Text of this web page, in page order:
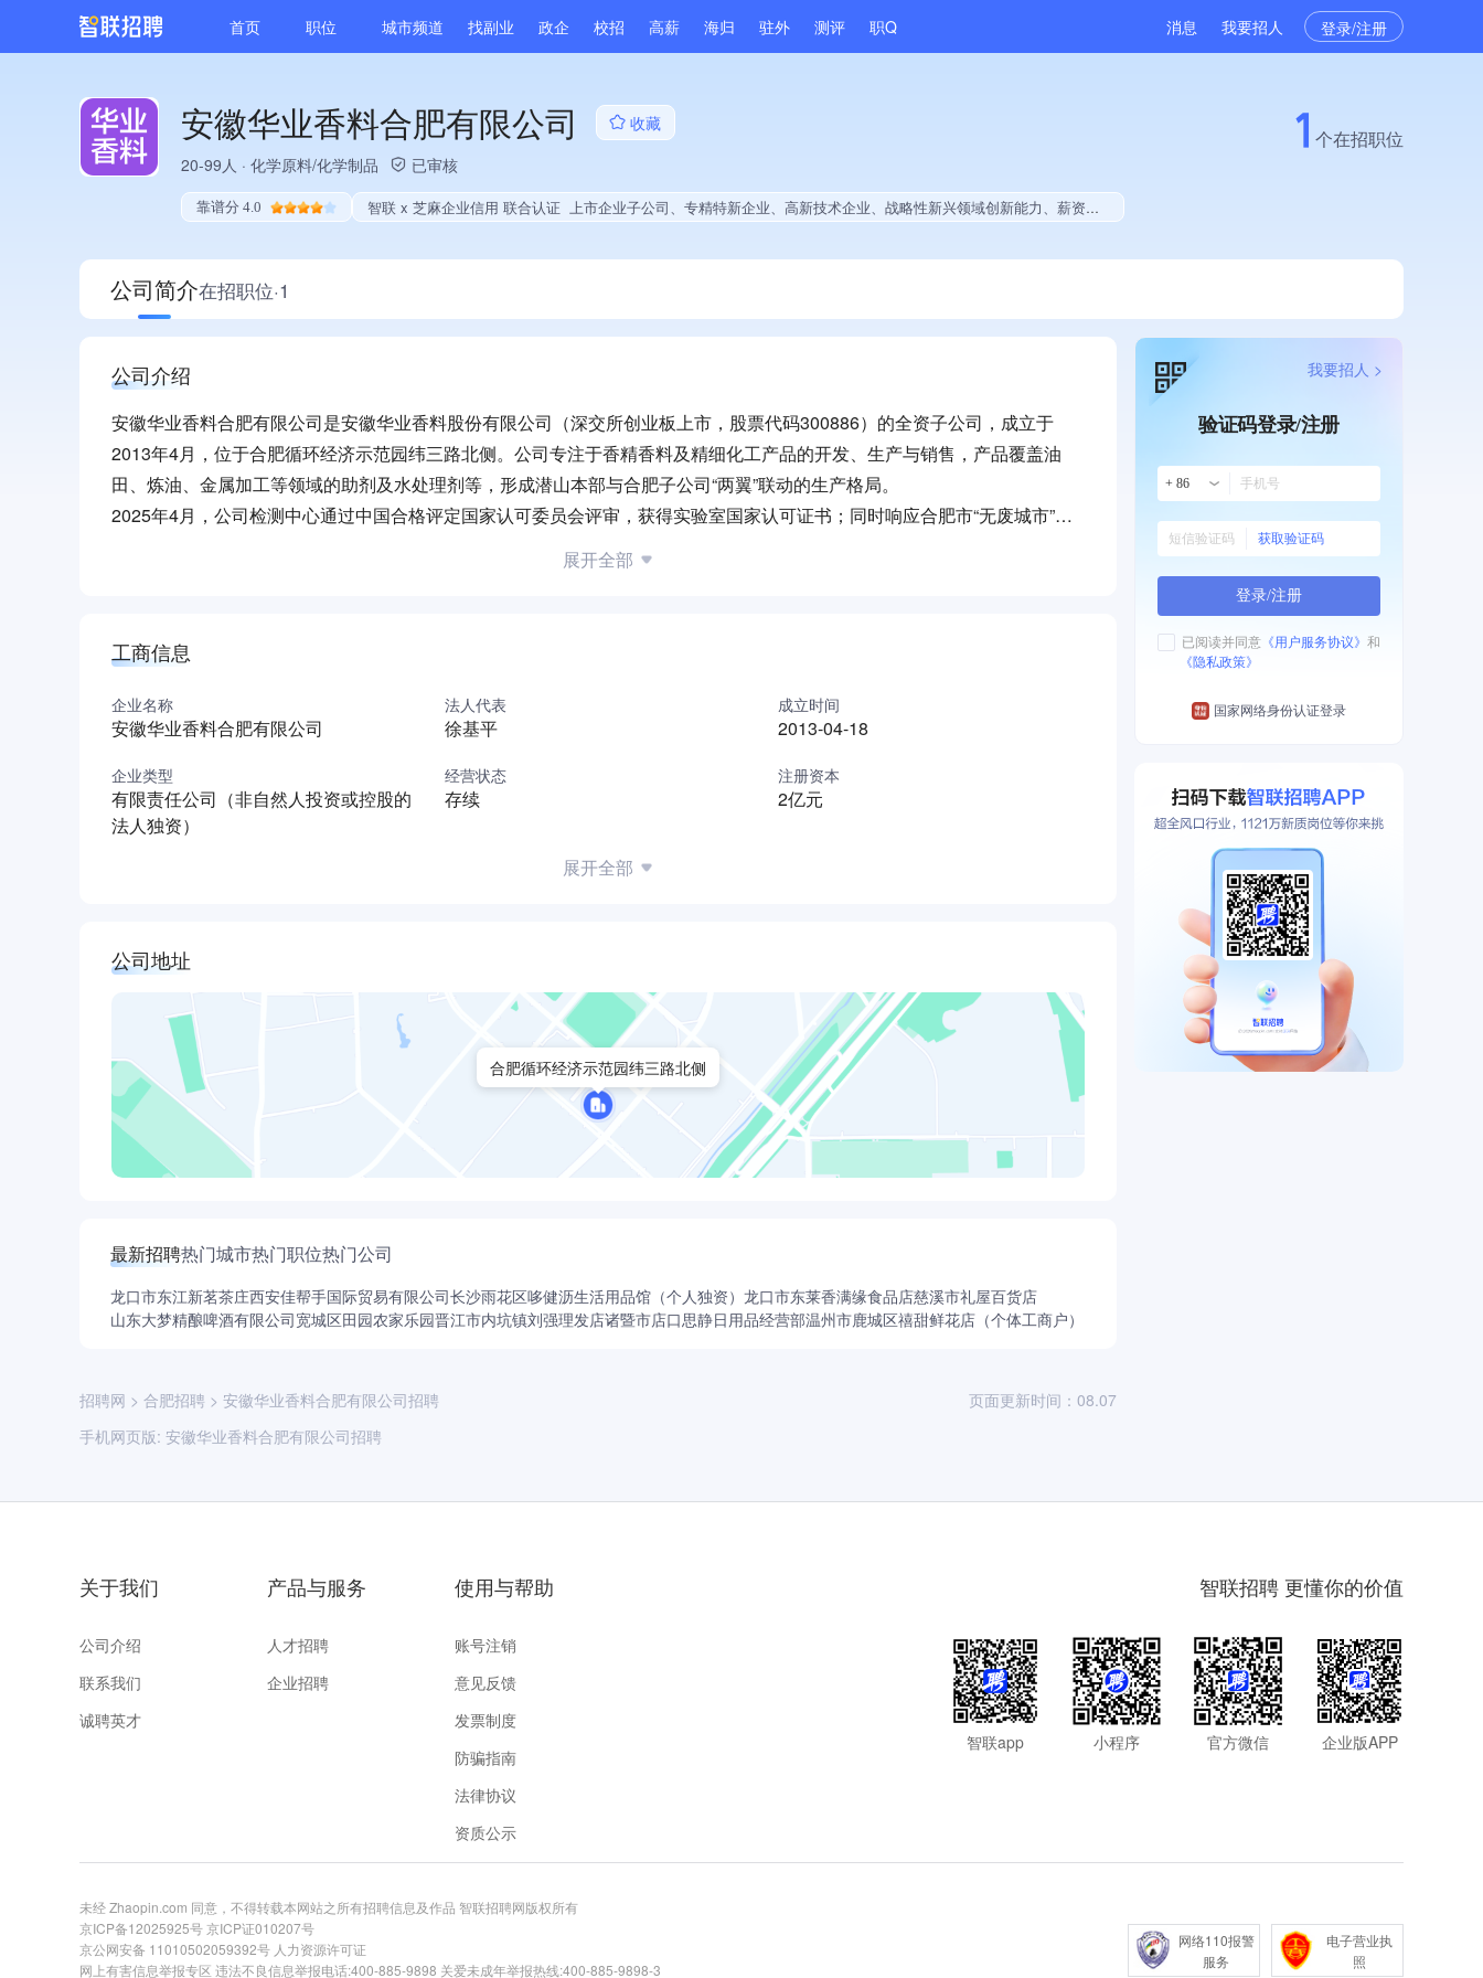
首页 职位 城市频道 找副业 政企 校招 高薪 海归 驻外 测评 职Q 消息 我要招人 登录/注册
安徽华业香料合肥有限公司
收藏
20-99人 · 化学原料/化学制品 已审核
靠谱分 4.0 智联 x 芝麻企业信用 联合认证 上市企业子公司、专精特新企业、高新技术企业、战略性新兴领域创新能力、薪资水平全省同行前5%、A级纳税人、劳动保障诚信A级、拥有节能环保技术、拥有自主品牌、拥有发明专利、专利授权量同领域前10%、技术布局行业领先、权威管理体系认证、拥有绿色资质、拥有工艺创新能力
1 个在招职位
公司简介在招职位·1
公司介绍
安徽华业香料合肥有限公司是安徽华业香料股份有限公司（深交所创业板上市，股票代码300886）的全资子公司，成立于
2013年4月，位于合肥循环经济示范园纬三路北侧。公司专注于香精香料及精细化工产品的开发、生产与销售，产品覆盖油
田、炼油、金属加工等领域的助剂及水处理剂等，形成潜山本部与合肥子公司“两翼”联动的生产格局。
2025年4月，公司检测中心通过中国合格评定国家认可委员会评审，获得实验室国家认可证书；同时响应合肥市“无废城市”建
设号召，推进丙位内酯产能扩建、年产3000吨环十五内酯及400吨杨梅醛等项目。依托上市公司资源，公司构建从研发到生产
的全流程体系，持续为客户提供精细化工解决方案，助力行业绿色发展。
展开全部
工商信息
企业名称
安徽华业香料合肥有限公司
法人代表
徐基平
成立时间
2013-04-18
企业类型
有限责任公司（非自然人投资或控股的
法人独资）
经营状态
存续
注册资本
2亿元
展开全部
公司地址
合肥循环经济示范园纬三路北侧
最新招聘热门城市热门职位热门公司
龙口市东江新茗茶庄西安佳帮手国际贸易有限公司长沙雨花区哆健沥生活用品馆（个人独资） 龙口市东莱香满缘食品店慈溪市礼屋百货店
山东大梦精酿啤酒有限公司宽城区田园农家乐园晋江市内坑镇刘强理发店诸暨市店口思静日用品经营部温州市鹿城区禧甜鲜花店（个体工商户）
招聘网 > 合肥招聘 > 安徽华业香料合肥有限公司招聘
手机网页版: 安徽华业香料合肥有限公司招聘
页面更新时间：08.07
验证码登录/注册
+ 86
获取验证码
登录/注册
已阅读并同意 《用户服务协议》 和
《隐私政策》
国家网络身份认证登录
我要招人 >
关于我们
公司介绍
联系我们
诚聘英才
产品与服务
人才招聘
企业招聘
使用与帮助
账号注销
意见反馈
发票制度
防骗指南
法律协议
资质公示
智联招聘 更懂你的价值
智联app 小程序 官方微信 企业版APP
未经 Zhaopin.com 同意，不得转载本网站之所有招聘信息及作品 智联招聘网版权所有
京ICP备12025925号京ICP证010207号
京公网安备 11010502059392号 人力资源许可证
网上有害信息举报专区 违法不良信息举报电话:400-885-9898 关爱未成年举报热线:400-885-9898-3
网络110报警
服务
电子营业执
照